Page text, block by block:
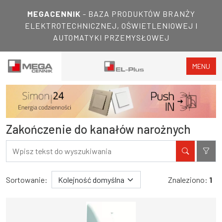
MEGACENNIK - BAZA PRODUKTÓW BRANŻY
ELEKTROTECHNICZNEJ, OŚWIETLENIOWEJ I
AUTOMATYKI PRZEMYSŁOWEJ
MENU
Zakończenie do kanałów narożnych
Filtry
Wyniki wyszukiwania
Sortowanie: Znaleziono: 1